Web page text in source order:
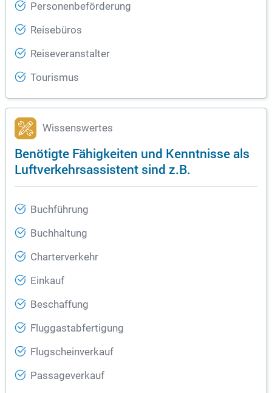
Personenbeförderung
Reisebüros
Reiseveranstalter
Tourismus
Wissenswertes
Benötigte Fähigkeiten und Kenntnisse als
Luftverkehrsassistent sind z.B.
Buchführung
Buchhaltung
Charterverkehr
Einkauf
Beschaffung
Fluggastabfertigung
Flugscheinverkauf
Passageverkauf